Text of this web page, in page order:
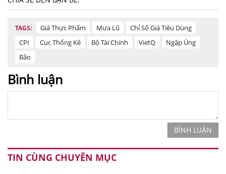
TAGS: Giá Thực Phẩm Mưa Lũ
Chỉ Số Giá Tiêu Dùng
CPI
Cục Thống Kê Bộ Tài Chính VietQ
Ngập Úng
Bão
Bình luận
BÌNH LUẬN
TIN CÙNG CHUYÊN MỤC